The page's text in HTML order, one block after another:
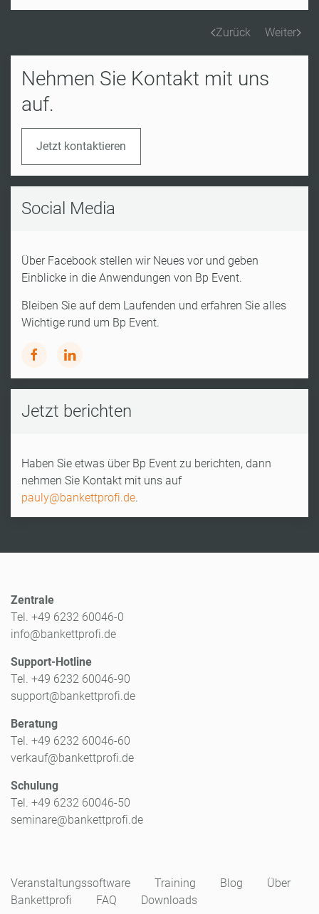
Zurück Weiter
Nehmen Sie Kontakt mit uns
auf.
Jetzt kontaktieren
Social Media
Über Facebook stellen wir Neues vor und geben
Einblicke in die Anwendungen von Bp Event.
Bleiben Sie auf dem Laufenden und erfahren Sie alles
Wichtige rund um Bp Event.
Jetzt berichten
Haben Sie etwas über Bp Event zu berichten, dann
nehmen Sie Kontakt mit uns auf
pauly@bankettprofi.de.
Zentrale
Tel. +49 6232 60046-0
info@bankettprofi.de
Support-Hotline
Tel. +49 6232 60046-90
support@bankettprofi.de
Beratung
Tel. +49 6232 60046-60
verkauf@bankettprofi.de
Schulung
Tel. +49 6232 60046-50
seminare@bankettprofi.de
Veranstaltungssoftware Training Blog
Über
Bankettprofi
FAQ Downloads